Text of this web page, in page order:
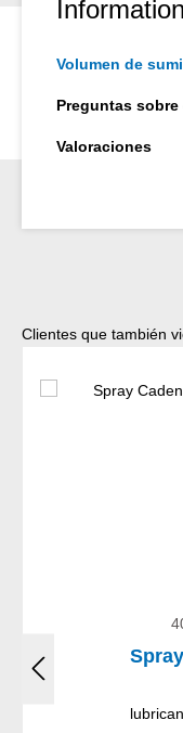
Information
Volumen de
Preguntas
Valoraciones
Omitir la galería de
Clientes que también